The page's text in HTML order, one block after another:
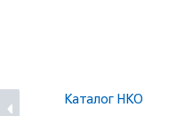
Каталог НКО